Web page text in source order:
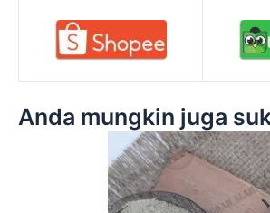
Anda mungkin juga